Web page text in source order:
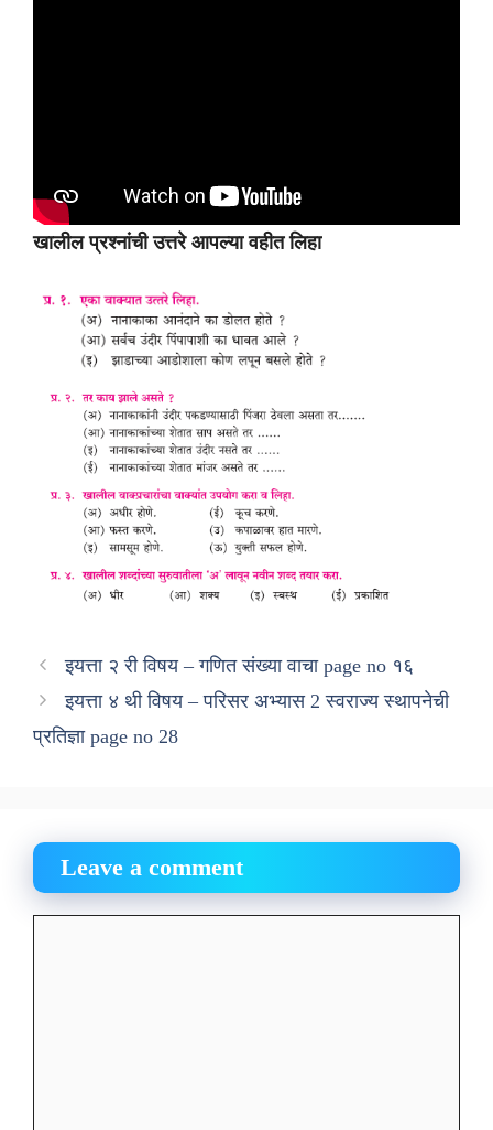
खालील प्रश्नांची उत्तरे आपल्या वहीत लिहा
इयत्ता २ री विषय – गणित संख्या वाचा page no १६
इयत्ता ४ थी विषय – परिसर अभ्यास 2 स्वराज्य स्थापनेची
प्रतिज्ञा page no 28
Leave a comment